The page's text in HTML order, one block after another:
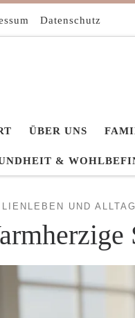
Datenschutz
ÜBER UNS
&
UND